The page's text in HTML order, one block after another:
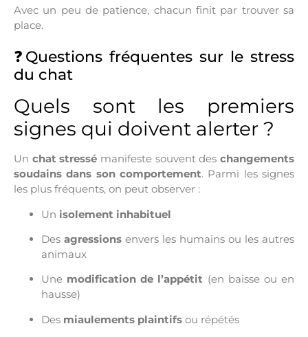
Avec un peu de patience, chacun finit par trouver sa
place.
❓Questions fréquentes sur le stress
du chat
Quels sont les premiers
signes qui doivent alerter ?
Un chat stressé manifeste souvent deschangements
soudains dans son comportement. Parmi les signes
les plus fréquents, on peut observer :
Un isolement inhabituel
Des agressions envers les humains ou les autres
animaux
Une modification de l’appétit (en baisse ou en
hausse)
Des miaulements plaintifs ou répétés